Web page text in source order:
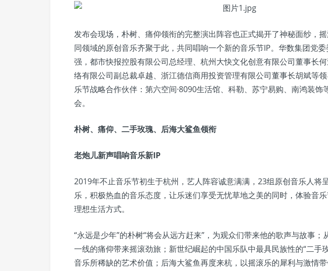
发布会现场，朴树、痛仰领衔的完整演出阵容也正式揭开了神秘面纱，
同领域的原创音乐齐聚于此，共同唱响一个新的音乐节IP。华数集团党
强，都市快报控股有限公司总经理、杭州大快文化创意有限公司董事长
络有限公司副总裁卓越、浙江德信商用投资管理有限公司董事长胡斌等
乐节战略合作伙伴：第六空间·8090生活馆、科勒、苏宁易购、南鸿装饰
会。
朴树、痛仰、二手玫瑰、后海大鲨鱼领衔
老炮儿新声唱响音乐新IP
2019年不止音乐节初生于杭州，艺人阵容诚意满满，23组原创音乐人将
乐，积极热血的音乐态度，让乐迷们享受无忧草地之美的同时，体验音
理想生活方式。
“永远是少年”的朴树“将会从远方赶来”，为观众们带来他的歌声与故事；
一线的痛仰带来摇滚劲旅；新世纪崛起的中国乐队中最具民族性的“二手
音乐所稀缺的艺术价值；后海大鲨鱼再度来杭，以摇滚乐的犀利与激情带